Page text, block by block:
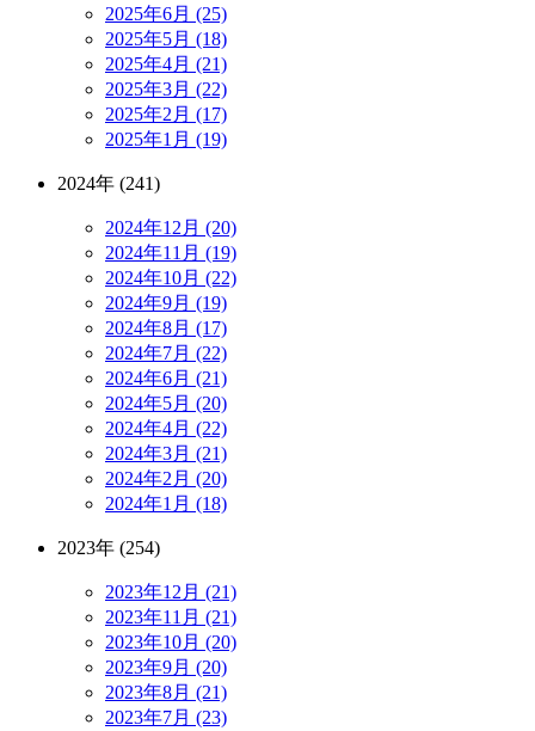
2025年6月 (25)
2025年5月 (18)
2025年4月 (21)
2025年3月 (22)
2025年2月 (17)
2025年1月 (19)
2024年 (241)
2024年12月 (20)
2024年11月 (19)
2024年10月 (22)
2024年9月 (19)
2024年8月 (17)
2024年7月 (22)
2024年6月 (21)
2024年5月 (20)
2024年4月 (22)
2024年3月 (21)
2024年2月 (20)
2024年1月 (18)
2023年 (254)
2023年12月 (21)
2023年11月 (21)
2023年10月 (20)
2023年9月 (20)
2023年8月 (21)
2023年7月 (23)